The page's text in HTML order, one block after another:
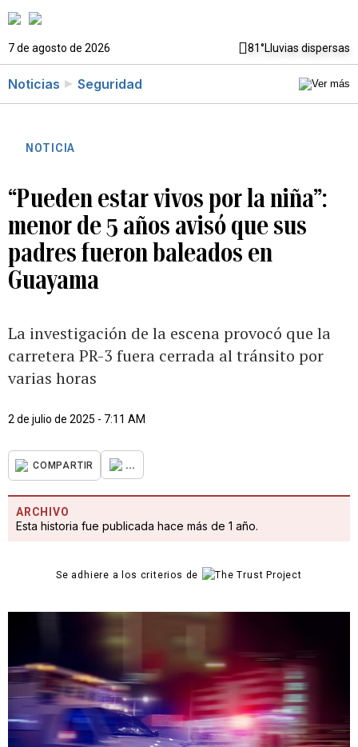
7 de agosto de 2026 81°Lluvias dispersas
Noticias Seguridad
NOTICIA
“Pueden estar vivos por la niña”:
menor de 5 años avisó que sus
padres fueron baleados en
Guayama
La investigación de la escena provocó que la
carretera PR-3 fuera cerrada al tránsito por
varias horas
2 de julio de 2025 - 7:11 AM
COMPARTIR ...
ARCHIVO
Esta historia fue publicada hace más de 1 año.
Se adhiere a los criterios de